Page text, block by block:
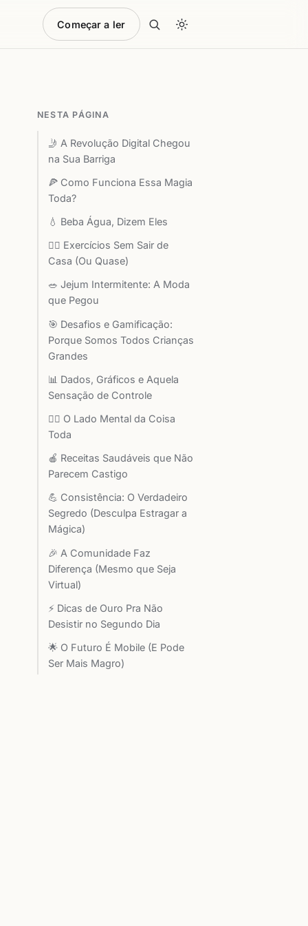
Começar a ler
NESTA PÁGINA
🤳 A Revolução Digital Chegou
na Sua Barriga
🍕 Como Funciona Essa Magia
Toda?
💧 Beba Água, Dizem Eles
🏃‍♂️ Exercícios Sem Sair de
Casa (Ou Quase)
🥗 Jejum Intermitente: A Moda
que Pegou
🎯 Desafios e Gamificação:
Porque Somos Todos Crianças
Grandes
📊 Dados, Gráficos e Aquela
Sensação de Controle
🧘‍♀️ O Lado Mental da Coisa
Toda
🍎 Receitas Saudáveis que Não
Parecem Castigo
💪 Consistência: O Verdadeiro
Segredo (Desculpa Estragar a
Mágica)
🎉 A Comunidade Faz
Diferença (Mesmo que Seja
Virtual)
⚡ Dicas de Ouro Pra Não
Desistir no Segundo Dia
🌟 O Futuro É Mobile (E Pode
Ser Mais Magro)